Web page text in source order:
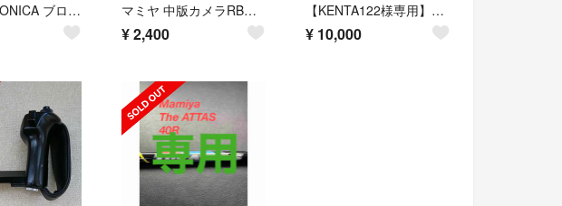
ZENZA BRONICA ブロニカ純正 珍品 フォーカシングレバー ハンドル マミヤ 中版カメラRB用？ ストラップ 金具付
¥2,400
【KENTA122様専用】マミヤアッタスMB-FW 75X 1015mm
¥ 10,000